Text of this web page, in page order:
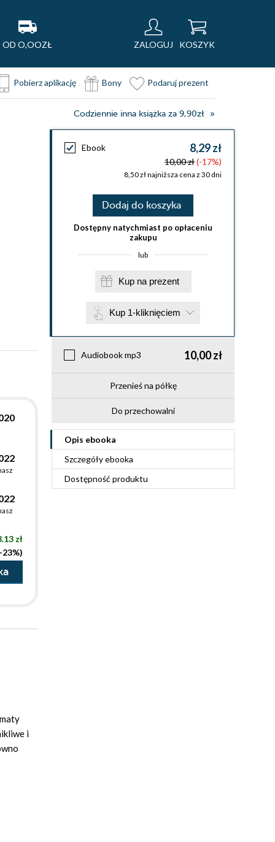
OD O,OOZŁ ZALOGUJ KOSZYK
Pobierz aplikację Bony Podaruj prezent
Codziennie inna książka za 9,90zł
Ebook 8,29 zł
10,00 zł(-17%)
8,50 zł najniższa cena z 30 dni
Dodaj do koszyka
Dostępny natychmiast po opłaceniu
zakupu
lub
Kup na prezent
Kup 1-kliknięciem
Audiobook mp3 10,00 zł
Przenieś na półkę
Do przechowalni
Opis ebooka
Szczegółyebooka
Dostępność produktu
zł
23%)
i